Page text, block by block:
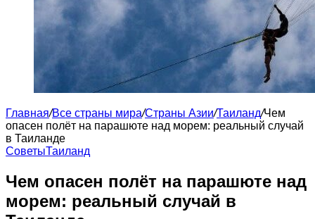
Главная/Все страны мира/Страны Азии/Таиланд/Чем
опасен полёт на парашюте над морем: реальный случай
в Таиланде
СоветыТаиланд
Чем опасен полёт на парашюте над
морем: реальный случай в